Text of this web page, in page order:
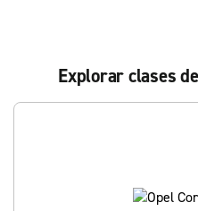
Explorar clases